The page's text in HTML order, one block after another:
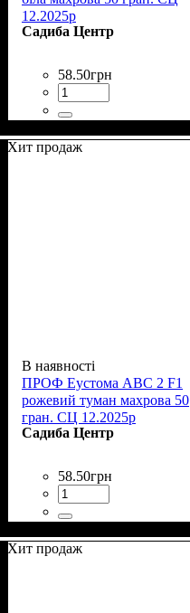
12.2025р
Садиба Центр
58.50грн
Хит продаж
В наявності
ПРОФ Еустома АВС 2 F1
рожевий туман махрова 50
гран. СЦ 12.2025р
Садиба Центр
58.50грн
Хит продаж